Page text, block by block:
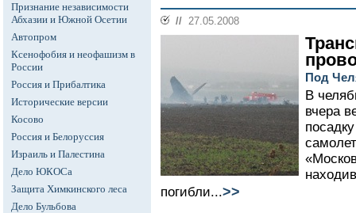
Признание независимости
Абхазии и Южной Осетии
Автопром
Ксенофобия и неофашизм в
России
Россия и Прибалтика
Исторические версии
Косово
Россия и Белоруссия
Израиль и Палестина
Дело ЮКОСа
Защита Химкинского леса
Дело Бульбова
// 27.05.2008
Под
В
вчера
погибли...>>